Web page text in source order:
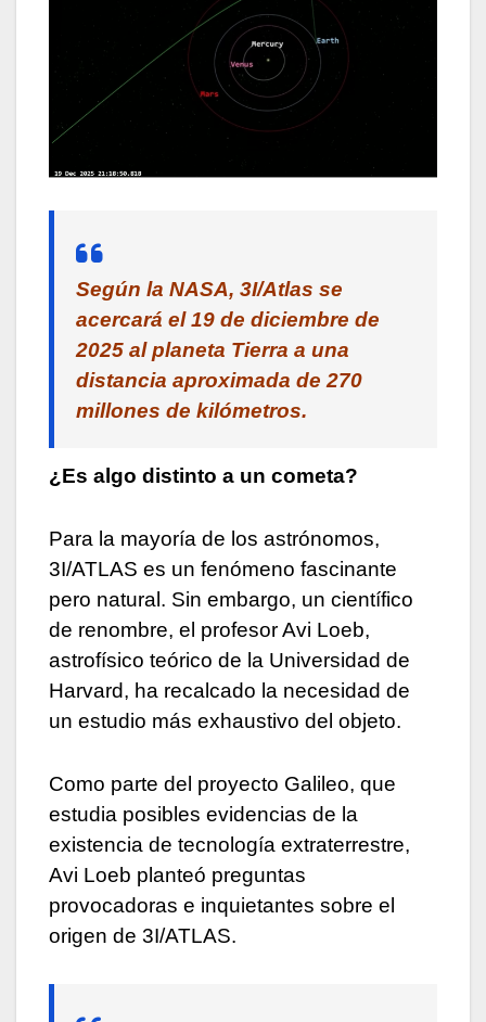
Según la NASA, 3I/Atlas se
acercará el 19 de diciembre de
2025 al planeta Tierra a una
distancia aproximada de 270
millones de kilómetros.
¿Es algo distinto a un cometa?
Para la mayoría de los astrónomos,
3I/ATLAS es un fenómeno fascinante
pero natural. Sin embargo, un científico
de renombre, el profesor Avi Loeb,
astrofísico teórico de la Universidad de
Harvard, ha recalcado la necesidad de
un estudio más exhaustivo del objeto.
Como parte del proyecto Galileo, que
estudia posibles evidencias de la
existencia de tecnología extraterrestre,
Avi Loeb planteó preguntas
provocadoras e inquietantes sobre el
origen de 3I/ATLAS.